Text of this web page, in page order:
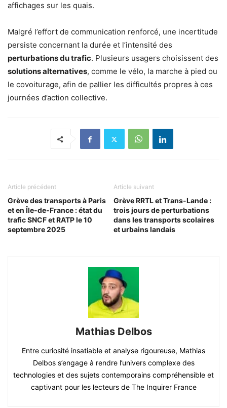
affichages sur les quais.
Malgré l’effort de communication renforcé, une incertitude
persiste concernant la durée et l’intensité des
perturbations du trafic. Plusieurs usagers choisissent des
solutions alternatives, comme le vélo, la marche à pied ou
le covoiturage, afin de pallier les difficultés propres à ces
journées d’action collective.
Article précédent
Grève des transports à Paris
et en Île-de-France : état du
trafic SNCF et RATP le 10
septembre 2025
Article suivant
Grève RRTL et Trans-Lande :
trois jours de perturbations
dans les transports scolaires
et urbains landais
Mathias Delbos
Entre curiosité insatiable et analyse rigoureuse, Mathias
Delbos s’engage à rendre l’univers complexe des
technologies et des sujets contemporains compréhensible et
captivant pour les lecteurs de The Inquirer France